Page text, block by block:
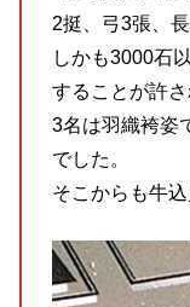
2挺、弓3張、
しかも3000石
することが許
3名は羽織袴姿
でした。
そこからも牛